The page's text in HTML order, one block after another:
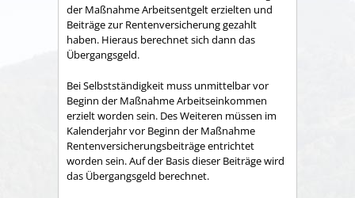
der Maßnahme Arbeitsentgelt erzielten und
Beiträge zur Rentenversicherung gezahlt
haben. Hieraus berechnet sich dann das
Übergangsgeld.
Bei Selbstständigkeit muss unmittelbar vor
Beginn der Maßnahme Arbeitseinkommen
erzielt worden sein. Des Weiteren müssen im
Kalenderjahr vor Beginn der Maßnahme
Rentenversicherungsbeiträge entrichtet
worden sein. Auf der Basis dieser Beiträge wird
das Übergangsgeld berechnet.